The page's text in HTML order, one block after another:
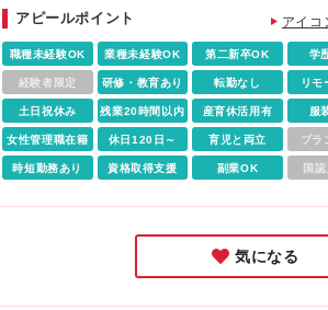
い！ 基礎から学べる研修があるので
経験だが将来Webクリエイターにな
ョン能力に自信がある方 ・素直で明
からWeb業界に挑戦したい ・若く
向上心の高い方 ・勉強熱心な方 ・
望を持っている方
イターデビュー後は、＋αで出した成
ィブで還元しています♪ ★下記の⽅は
★ ・COBOL経験者 ・SAP経験者 ・
++、C#経験者 ・開発エンジニア経
経験者 （50代以上の⽅も⼤歓迎で
ん。
務・フルリモートワークも可 ★UIタ
ェアハウスを用意し、上京もサポー
がっています／ 今後は北海道・東北
国・四国・九州など 全国各地に支社
ている当社。 「経験を積んだ後は故
んな方でも活躍できます！ ＜東京＞
松町、品川、渋谷、立川、市ヶ谷、
八王子、東陽町、秋葉原、中野、吉
経堂、大森、明大前、巣鴨、大山、
増、目白、都立大学、新小岩、千歳
アピールポイント アイコ
職種未経験OK 業種未経験OK 第二新卒OK 学
経験者限定 研修・教育あり 転勤なし リモ
土日祝休み 残業20時間以内 産育休活用有 服
女性管理職在籍 休日120日～ 育児と両立 ブラ
時短勤務あり 資格取得支援 副業OK 国
気になる